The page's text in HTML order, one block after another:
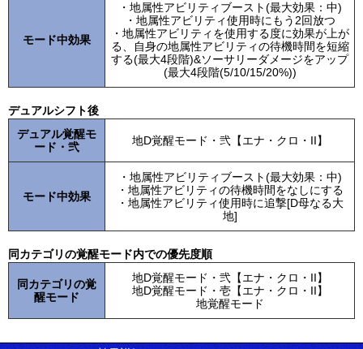
モード中効果
・地属性アビリティブースト(最大効果：中)
・地属性アビリティ使用時にもう2回放つ
・地属性アビリティを使用する度に効果が上が
る、自身の地属性アビリティの待機時間を短縮
する(最大4段階)&ソーサリーダメージをアップ
(最大4段階(5/10/15/20%))
デュアルシフト後
デュアル覚醒モ
ード・弐
地D覚醒モード・弐【エナ・クロ・II】
モード中効果
・地属性アビリティブースト(最大効果：中)
・地属性アビリティの待機時間をなしにする
・地属性アビリティ使用時に追撃[D母なる大
地]
同カテゴリの覚醒モード内での優先度順
同カテゴリの覚
醒モード
地D覚醒モード・弐【エナ・クロ・II】
地D覚醒モード・壱【エナ・クロ・II】
地覚醒モード